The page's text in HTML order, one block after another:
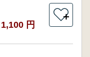
1,100 円
＋